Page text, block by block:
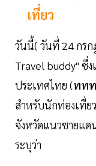
เที่ยว
วันนี้( วันที่ 24 กร
Travel buddy" ซึ่ง
ประเทศไทย (ทท
สำหรับนักท่องเที่ย
จังหวัดแนวชายแ
ระบุว่า